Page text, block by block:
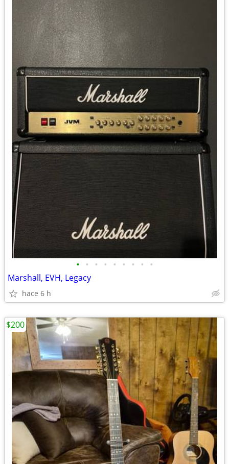
• • • • • • • • •
Marshall, EVH, Legacy
hace 6 h
$200